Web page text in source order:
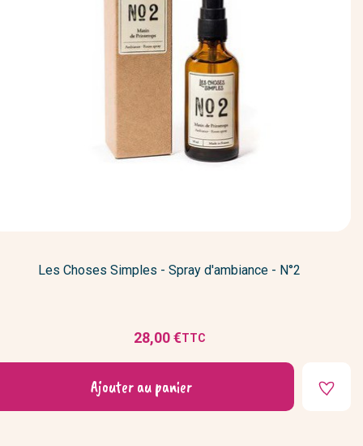
Les Choses Simples - Spray d'ambiance - N°2
Prix
28,00 €TTC
Ajouter au panier